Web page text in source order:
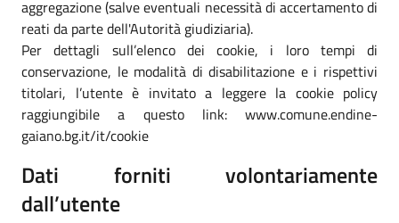
aggregazione (salve eventuali necessità di accertamento di
reati da parte dell'Autorità giudiziaria).
Per dettagli sull’elenco dei cookie, i loro tempi di
conservazione, le modalità di disabilitazione e i rispettivi
titolari, l’utente è invitato a leggere la cookie policy
raggiungibile a questo link: www.comune.endine-
gaiano.bg.it/it/cookie
Dati forniti volontariamente
dall’utente